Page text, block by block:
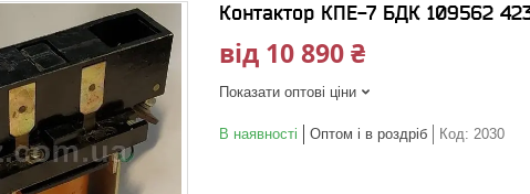
Контактор КПЕ-7 БДК 109562
від 10 890 ₴
Показати оптові ціни
В наявності Оптом і в роздріб Код: 2030